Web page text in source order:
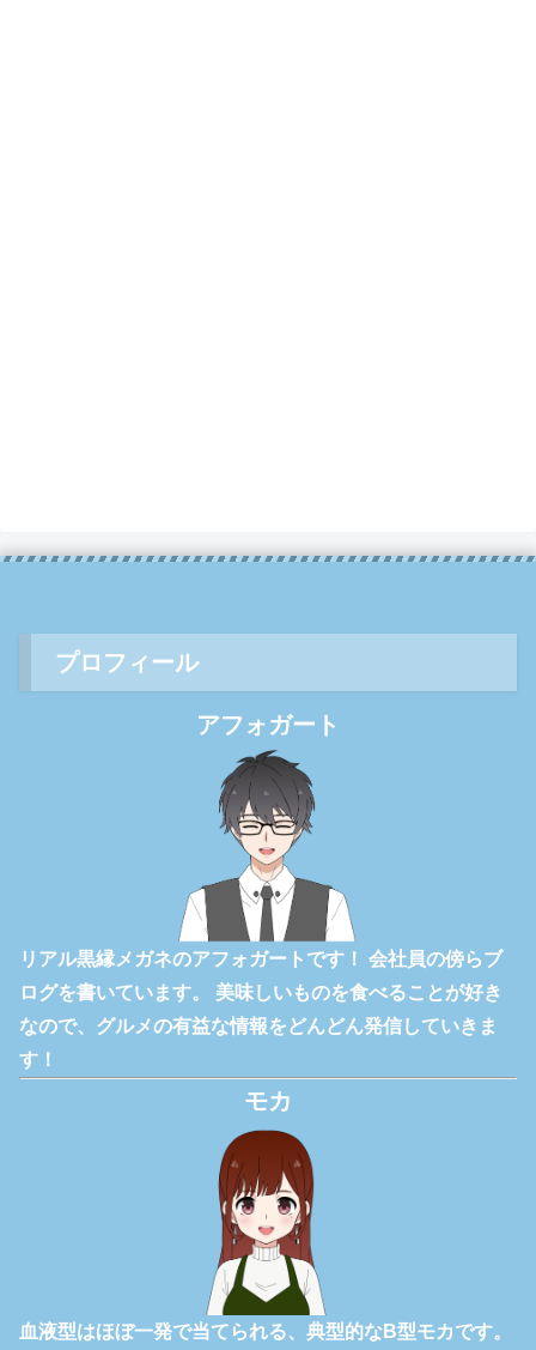
プロフィール
アフォガート
リアル黒縁メガネのアフォガートです！ 会社員の傍らブ
ログを書いています。 美味しいものを食べることが好き
なので、グルメの有益な情報をどんどん発信していきま
す！
モカ
血液型はほぼ一発で当てられる、典型的なB型モカです。